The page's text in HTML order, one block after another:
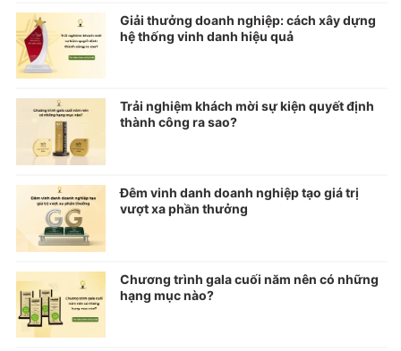
Giải thưởng doanh nghiệp: cách xây dựng
hệ thống vinh danh hiệu quả
Trải nghiệm khách mời sự kiện quyết định
thành công ra sao?
Đêm vinh danh doanh nghiệp tạo giá trị
vượt xa phần thưởng
Chương trình gala cuối năm nên có những
hạng mục nào?